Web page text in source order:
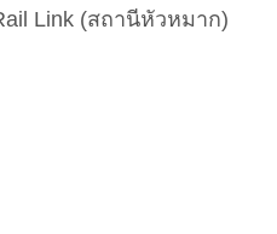
Link (สถานีหัวหมาก)